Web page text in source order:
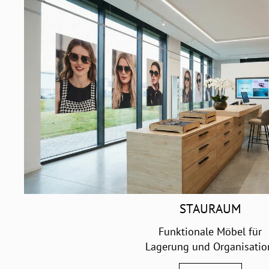
STAURAUM
Funktionale Möbel für
Lagerung und